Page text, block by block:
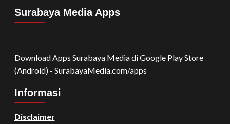
Surabaya Media Apps
Download Apps Surabaya Media di Google Play Store
(Android) - SurabayaMedia.com/apps
Informasi
Disclaimer